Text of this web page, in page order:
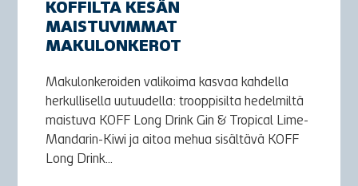
KOFFILTA KESÄN
MAISTUVIMMAT
MAKULONKEROT
Makulonkeroiden valikoima kasvaa kahdella
herkullisella uutuudella: trooppisilta hedelmiltä
maistuva KOFF Long Drink Gin & Tropical Lime-
Mandarin-Kiwi ja aitoa mehua sisältävä KOFF
Long Drink...